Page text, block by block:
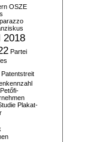
OSZE
2018
Partei
Patentstreit
Petőfi-
Plakat-